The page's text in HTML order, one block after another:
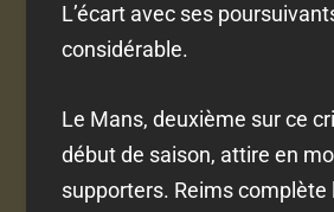
L’écart avec ses
considérable.
Le Mans, deuxième sur ce
début de saison, attire en
supporters. Reims complète